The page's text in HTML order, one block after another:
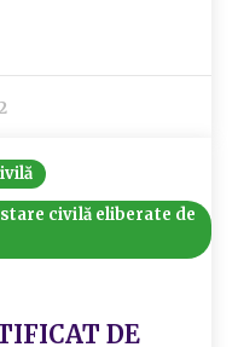
civilă eliberate de
DE